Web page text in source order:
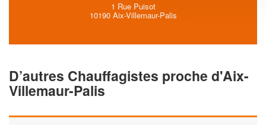
1 Rue Puisot
10190 Aix-Villemaur-Palis
D’autres Chauffagistes proche d'Aix-
Villemaur-Palis